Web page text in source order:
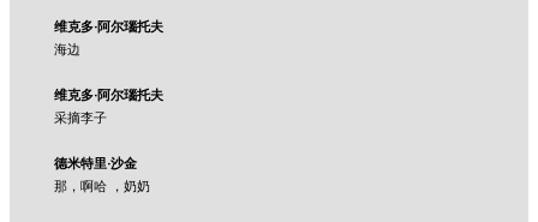
维克多·阿尔瑙托夫
海边
维克多·阿尔瑙托夫
采摘李子
德米特里·沙金
那，啊哈 ，奶奶